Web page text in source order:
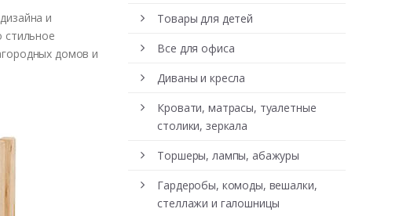
и
стильное
домов и
Товары для детей
Все для офиса
Диваны и кресла
Кровати, матрасы, туалетные
столики, зеркала
Торшеры, лампы, абажуры
Гардеробы, комоды, вешалки,
стеллажи и галошницы